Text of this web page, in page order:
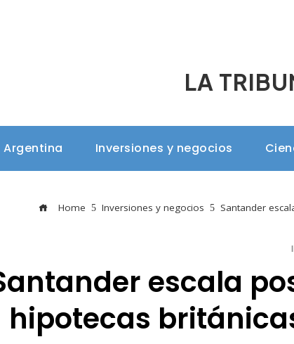
LA
Argentina Inversiones y negocios
Home Inversiones y negocios Santander
escala
hipotecas